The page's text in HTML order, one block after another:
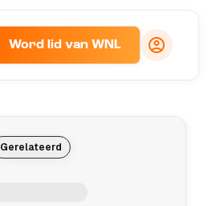
Word lid van WNL
Gerelateerd